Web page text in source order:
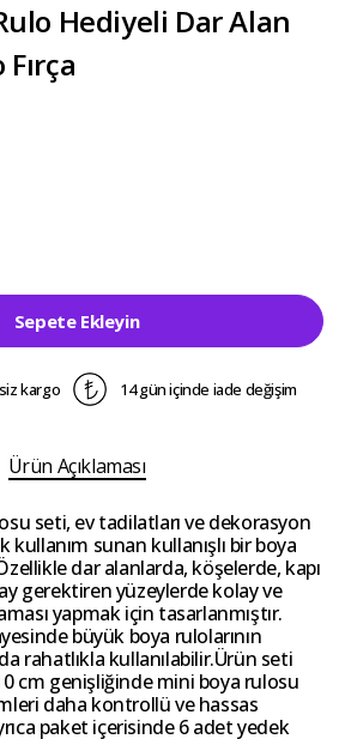
Hediyeli Dar Alan
Sepete Ekleyin
kargo 14 gün içinde iade değişim
Ürün Açıklaması
seti, ev tadilatları ve dekorasyon
kullanım sunan kullanışlı bir boya
dar alanlarda, köşelerde, kapı
gerektiren yüzeylerde kolay ve
yapmak için tasarlanmıştır.
büyük boya rulolarının
rahatlıkla kullanılabilir.Ürün seti
cm genişliğinde mini boya rulosu
daha kontrollü ve hassas
paket içerisinde 6 adet yedek